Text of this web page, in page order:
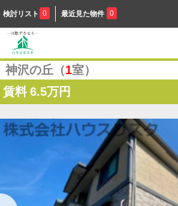
検討リスト 0 最近見た物件 0
神沢の丘（1室）
賃料 6.5万円